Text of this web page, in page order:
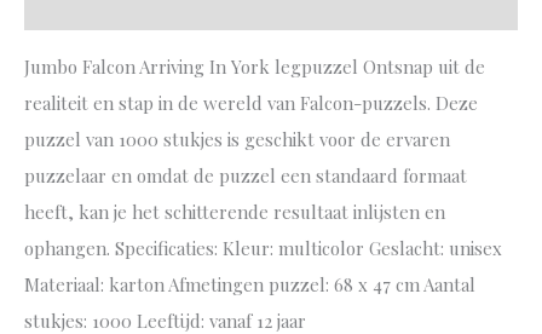
Jumbo Falcon Arriving In York legpuzzel Ontsnap uit de
realiteit en stap in de wereld van Falcon-puzzels. Deze
puzzel van 1000 stukjes is geschikt voor de ervaren
puzzelaar en omdat de puzzel een standaard formaat
heeft, kan je het schitterende resultaat inlijsten en
ophangen. Specificaties: Kleur: multicolor Geslacht: unisex
Materiaal: karton Afmetingen puzzel: 68 x 47 cm Aantal
stukjes: 1000 Leeftijd: vanaf 12 jaar